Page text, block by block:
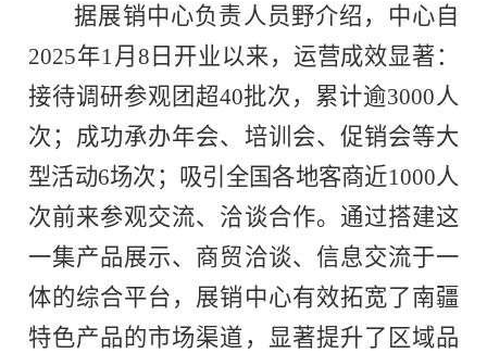
据展销中心负责人员野介绍，中心自
2025年1月8日开业以来，运营成效显著：
接待调研参观团超40批次，累计逾3000人
次；成功承办年会、培训会、促销会等大
型活动6场次；吸引全国各地客商近1000人
次前来参观交流、洽谈合作。通过搭建这
一集产品展示、商贸洽谈、信息交流于一
体的综合平台，展销中心有效拓宽了南疆
特色产品的市场渠道，显著提升了区域品